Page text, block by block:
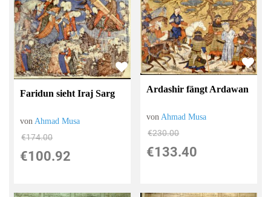
Faridun sieht Iraj Sarg
von Ahmad Musa
€174.00
€100.92
Ardashir fängt Ardawan
vonAhmad Musa
€230.00
€133.40